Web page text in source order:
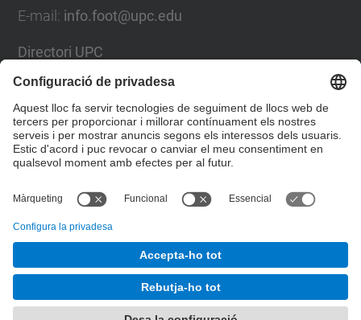
E-mail : info.foot@upc.edu
Directori UPC
Formulari de contacte
Llista Xarxes Socials
Facultat d'Òptica i Optometria de Terrassa. FOOT.
Desenvolupat amb